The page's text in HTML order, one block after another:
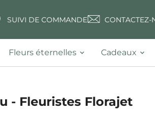
SUIVI DE COMMANDE CONTACTEZ-
Fleurs éternelles Cadeaux
- Fleuristes Florajet